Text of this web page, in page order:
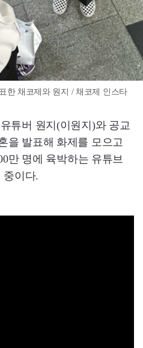
한 채코제와 원지 / 채코제 인스타
튜버 원지(이원지)와 공교
을 발표해 화제를 모으고
만 명에 육박하는 유튜브
중이다.